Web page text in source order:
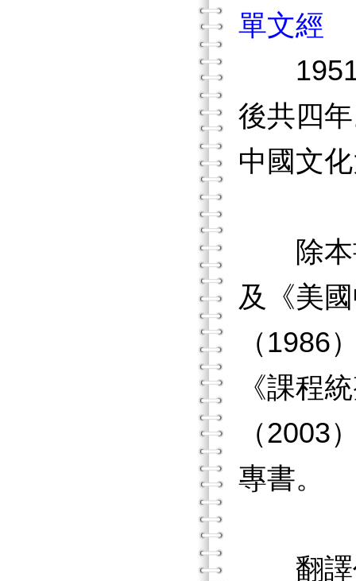
單文經
1951
後共四
中國文
除本書
及《美
（1986
《課程
（2003
專書。
翻譯作